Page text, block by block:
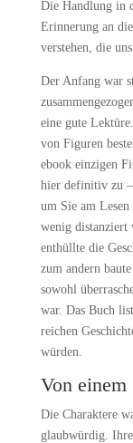
Die Handlung in
Erinnerung an
verstehen, die
Der Anfang war
eine gute
von Figuren
ebook einzigen
hier definitiv zu –
um Sie am
wenig distanziert
enthüllte die
zum andern
sowohl
war. Das Buch
reichen
würden.
Von einem
Die Charaktere
glaubwürdig.